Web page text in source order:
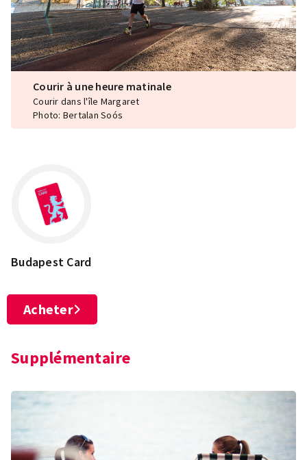
Courir à une heure matinale
Courir dans l'île Margaret
Photo: Bertalan Soós
Budapest Card
Acheter
Supplémentaire